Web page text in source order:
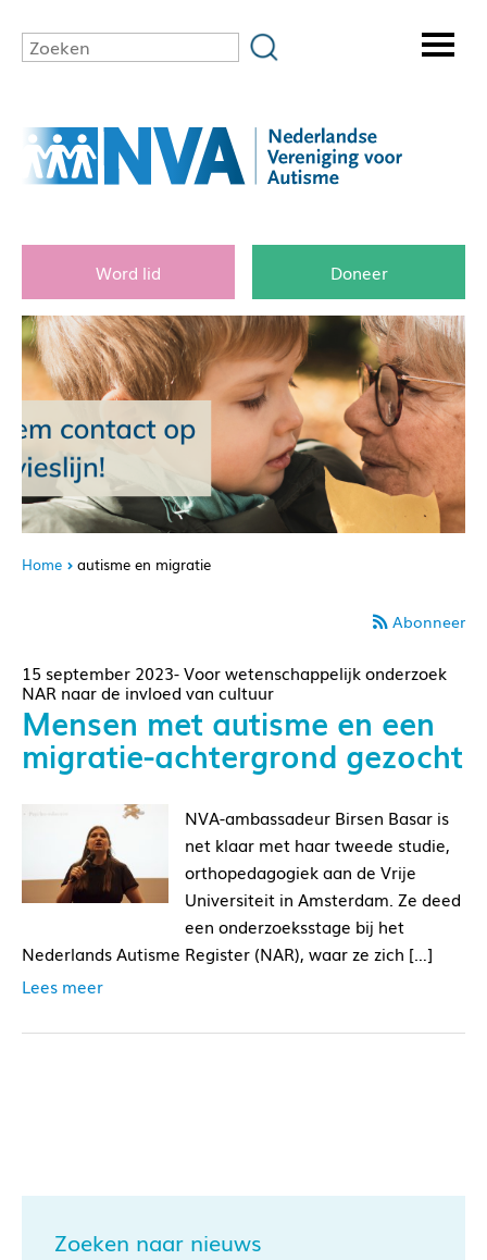
Word lid Doneer
Home autisme en migratie
Abonneer
15 september 2023- Voor wetenschappelijk onderzoek
NAR naar de invloed van cultuur
Mensen met autisme en een
migratie-achtergrond gezocht
NVA-ambassadeur Birsen Basar is
net klaar met haar tweede studie,
orthopedagogiek aan de Vrije
Universiteit in Amsterdam. Ze deed
een onderzoeksstage bij het
Nederlands Autisme Register (NAR), waar ze zich […]
Lees meer
Zoeken naar nieuws